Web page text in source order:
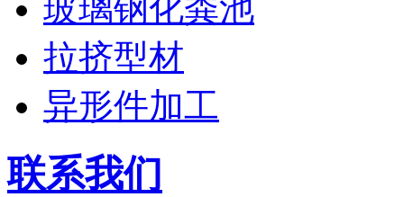
玻璃钢化粪池
拉挤型材
异形件加工
联系我们